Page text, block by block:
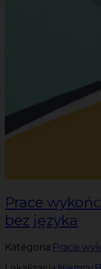
Prace
bez języka
Kategoria: Prace